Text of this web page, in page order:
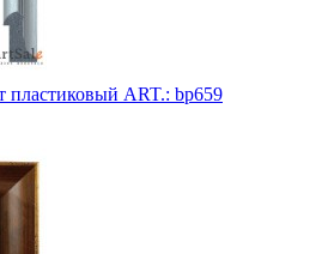
пластиковый ART.: bp659